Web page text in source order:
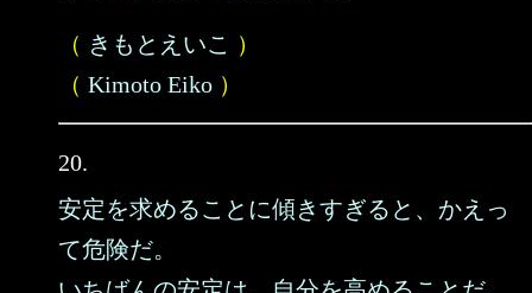
（ きもとえいこ ）
（ Kimoto Eiko ）
20.
安定を求めることに傾きすぎると、かえっ
て危険だ。